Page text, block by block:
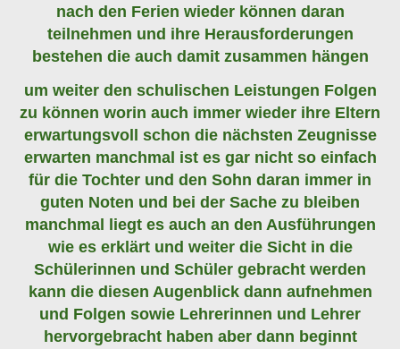
nach den Ferien wieder können daran
teilnehmen und ihre Herausforderungen
bestehen die auch damit zusammen hängen
um weiter den schulischen Leistungen Folgen
zu können worin auch immer wieder ihre Eltern
erwartungsvoll schon die nächsten Zeugnisse
erwarten manchmal ist es gar nicht so einfach
für die Tochter und den Sohn daran immer in
guten Noten und bei der Sache zu bleiben
manchmal liegt es auch an den Ausführungen
wie es erklärt und weiter die Sicht in die
Schülerinnen und Schüler gebracht werden
kann die diesen Augenblick dann aufnehmen
und Folgen sowie Lehrerinnen und Lehrer
hervorgebracht haben aber dann beginnt